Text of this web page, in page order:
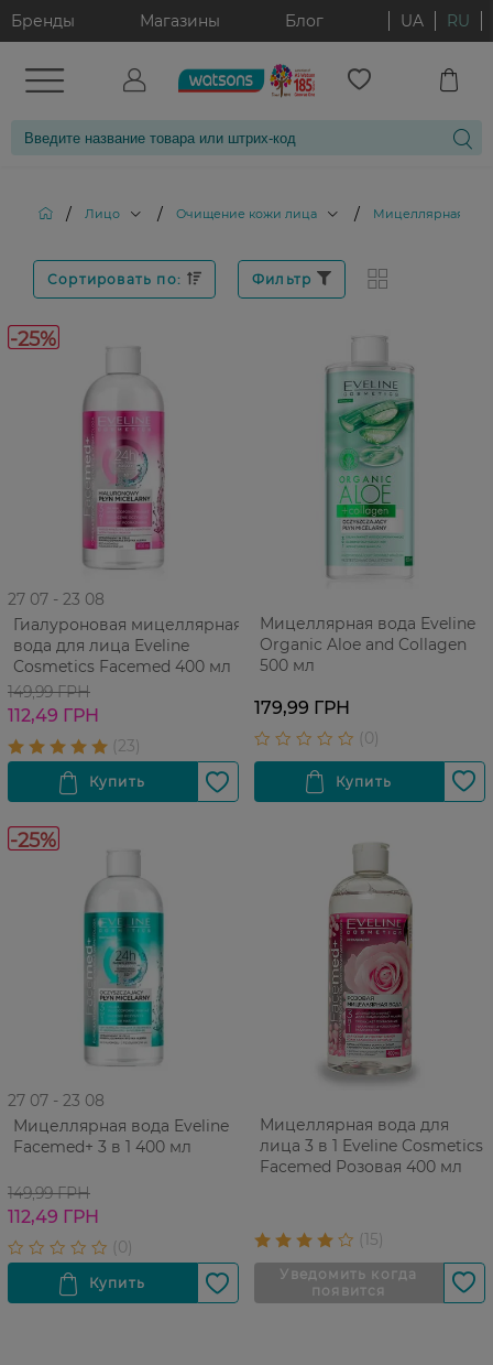
Бренды Магазины Блог UA RU
/ Лицо / Очищение кожи лица / Мицеллярная
Сортировать по: Фильтр
-25%
27 07 - 23 08
Гиалуроновая мицеллярная
вода для лица Eveline
Cosmetics Facemed 400 мл
149,99 ГРН
112,49 ГРН
Мицеллярная вода Eveline
Organic Aloe and Collagen
500 мл
179,99 ГРН
-25%
27 07 - 23 08
Мицеллярная вода Eveline
Facemed+ 3 в 1 400 мл
149,99 ГРН
112,49 ГРН
Мицеллярная вода для
лица 3 в 1 Eveline Cosmetics
Facemed Розовая 400 мл